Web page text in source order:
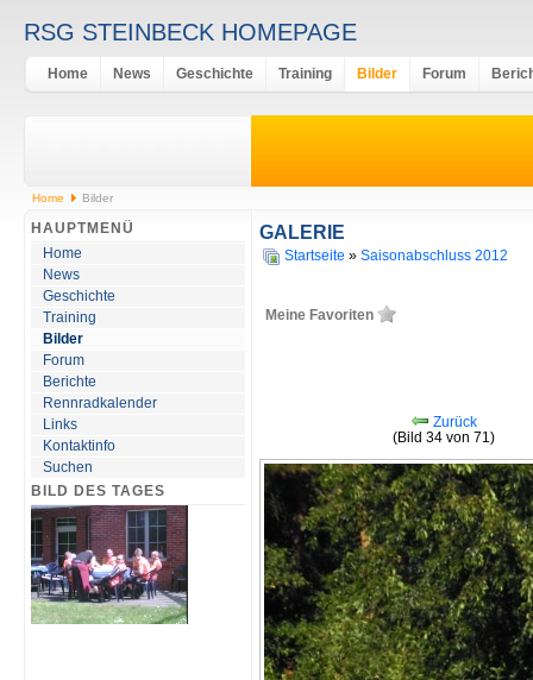
RSG STEINBECK HOMEPAGE
Home News Geschichte Training Bilder Forum
Home Bilder
HAUPTMENÜ
Home
News
Geschichte
Training
Bilder
Forum
Berichte
Rennradkalender
Links
Kontaktinfo
Suchen
BILD DES TAGES
GALERIE
Startseite » Saisonabschluss 2012
Meine Favoriten
Zurück
(Bild 34 von 71)